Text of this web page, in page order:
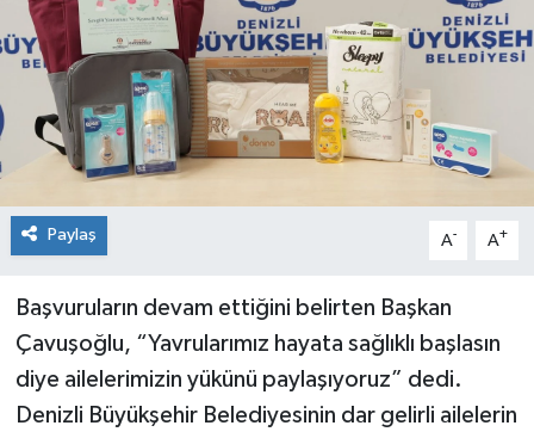
Paylaş A- A+
Başvuruların devam ettiğini belirten Başkan
Çavuşoğlu, “Yavrularımız hayata sağlıklı başlasın
diye ailelerimizin yükünü paylaşıyoruz” dedi.
Denizli Büyükşehir Belediyesinin dar gelirli ailelerin